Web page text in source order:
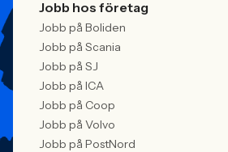
Jobb hos företag
Jobb på Boliden
Jobb på Scania
Jobb på SJ
Jobb på ICA
Jobb på Coop
Jobb på Volvo
Jobb på PostNord